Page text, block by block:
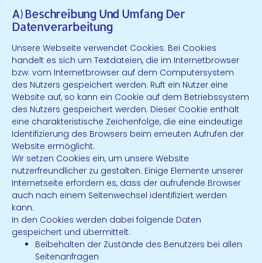
A) Beschreibung Und Umfang Der
Datenverarbeitung
Unsere Webseite verwendet Cookies. Bei Cookies
handelt es sich um Textdateien, die im Internetbrowser
bzw. vom Internetbrowser auf dem Computersystem
des Nutzers gespeichert werden. Ruft ein Nutzer eine
Website auf, so kann ein Cookie auf dem Betriebssystem
des Nutzers gespeichert werden. Dieser Cookie enthält
eine charakteristische Zeichenfolge, die eine eindeutige
Identifizierung des Browsers beim erneuten Aufrufen der
Website ermöglicht.
Wir setzen Cookies ein, um unsere Website
nutzerfreundlicher zu gestalten. Einige Elemente unserer
Internetseite erfordern es, dass der aufrufende Browser
auch nach einem Seitenwechsel identifiziert werden
kann.
In den Cookies werden dabei folgende Daten
gespeichert und übermittelt:
Beibehalten der Zustände des Benutzers bei allen
Seitenanfragen